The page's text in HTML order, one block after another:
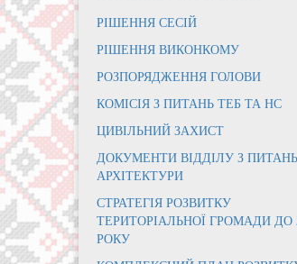
РІШЕННЯ СЕСІЙ
РІШЕННЯ ВИКОНКОМУ
РОЗПОРЯДЖЕННЯ ГОЛОВИ
КОМІСІЯ З ПИТАНЬ ТЕБ ТА НС
ЦИВІЛЬНИЙ ЗАХИСТ
ДОКУМЕНТИ ВІДДІЛУ З ПИТАНЬ
АРХІТЕКТУРИ
СТРАТЕГІЯ РОЗВИТКУ
ТЕРИТОРІАЛЬНОЇ ГРОМАДИ ДО
РОКУ